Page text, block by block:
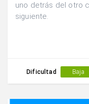
uno detrás del otro
siguiente.
Dificultad Baja